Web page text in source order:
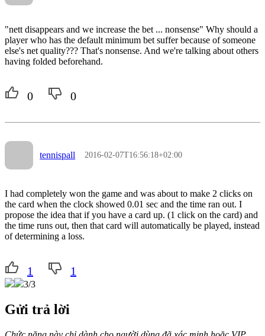
"nett disappears and we increase the bet ... nonsense" Why should a
player who has the default minimum bet suffer because of someone
else's net quality??? That's nonsense. And we're talking about others
having folded beforehand.
0 0
tennispall 2016-02-07T16:56:18+02:00
I had completely won the game and was about to make 2 clicks on
the card when the clock showed 0.01 sec and the time ran out. I
propose the idea that if you have a card up. (1 click on the card) and
the time runs out, then that card will automatically be played, instead
of determining a loss.
1 1
3/3
Gửi trả lời